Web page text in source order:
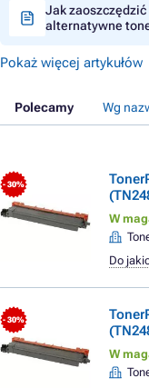
Jak
alternatywne
Pokaż więcej artykułów
Polecamy Wg
- 30%
W
Do
- 30%
W